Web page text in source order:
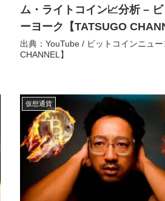
ム・ライトコイン📈分析 –
ーヨーク【TATSUGO
出典：YouTube / ビットコインニュ
CHANNEL】
仮想通貨